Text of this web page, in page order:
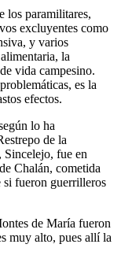
los paramilitares,
excluyentes como
y varios
la
vida campesino.
es la
efectos.
lo ha
de la
fue en
Chalán, cometida
si fueron guerrilleros
de María fueron
muy alto, pues allí la